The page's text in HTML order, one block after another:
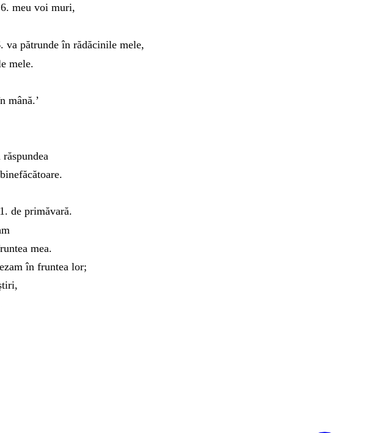
. meu voi muri,
va pătrundeîn rădăcinile mele,
mele.
mână.’
răspundea
binefăcătoare.
. de primăvară.
mea.
în fruntea lor;
,